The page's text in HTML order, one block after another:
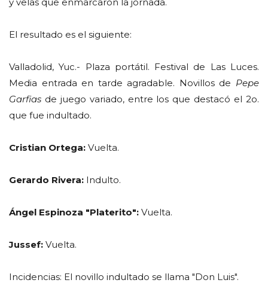
El resultado es el siguiente:
Valladolid, Yuc.- Plaza portátil. Festival de Las Luces.
Media entrada en tarde agradable. Novillos de Pepe
Garfias de juego variado, entre los que destacó el 2o.
que fue indultado.
Cristian Ortega: Vuelta.
Gerardo Rivera: Indulto.
Ángel Espinoza "Platerito": Vuelta.
Jussef: Vuelta.
Incidencias: El novillo indultado se llama "Don Luis".